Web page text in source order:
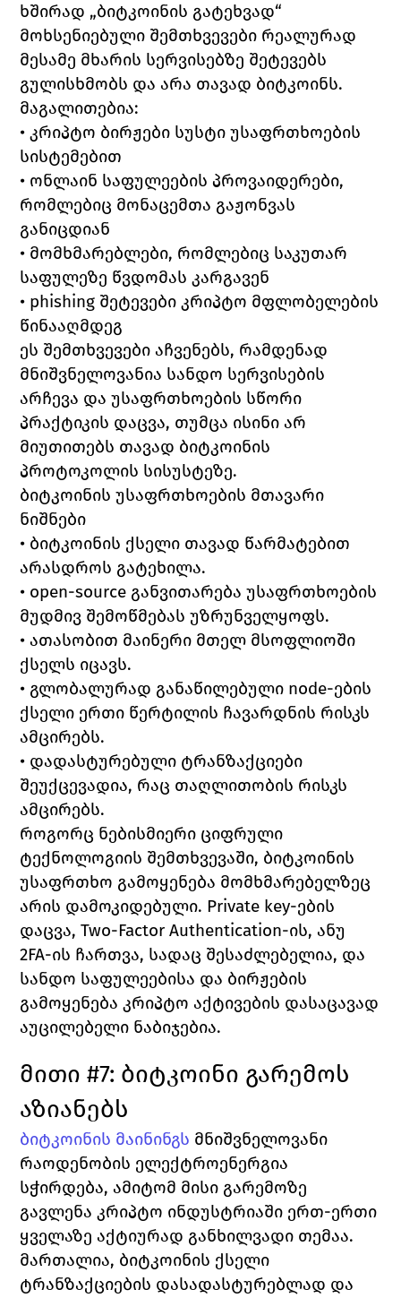
ხშირად „ბიტკოინის გატეხვად“
მოხსენიებული შემთხვევები რეალურად
მესამე მხარის სერვისებზე შეტევებს
გულისხმობს და არა თავად ბიტკოინს.
მაგალითებია:
• კრიპტო ბირჟები სუსტი უსაფრთხოების
სისტემებით
• ონლაინ საფულეების პროვაიდერები,
რომლებიც მონაცემთა გაჟონვას
განიცდიან
• მომხმარებლები, რომლებიც საკუთარ
საფულეზე წვდომას კარგავენ
• phishing შეტევები კრიპტო მფლობელების
წინააღმდეგ
ეს შემთხვევები აჩვენებს, რამდენად
მნიშვნელოვანია სანდო სერვისების
არჩევა და უსაფრთხოების სწორი
პრაქტიკის დაცვა, თუმცა ისინი არ
მიუთითებს თავად ბიტკოინის
პროტოკოლის სისუსტეზე.
ბიტკოინის უსაფრთხოების მთავარი
ნიშნები
• ბიტკოინის ქსელი თავად წარმატებით
არასდროს გატეხილა.
• open-source განვითარება უსაფრთხოების
მუდმივ შემოწმებას უზრუნველყოფს.
• ათასობით მაინერი მთელ მსოფლიოში
ქსელს იცავს.
• გლობალურად განაწილებული node-ების
ქსელი ერთი წერტილის ჩავარდნის რისკს
ამცირებს.
• დადასტურებული ტრანზაქციები
შეუქცევადია, რაც თაღლითობის რისკს
ამცირებს.
როგორც ნებისმიერი ციფრული
ტექნოლოგიის შემთხვევაში, ბიტკოინის
უსაფრთხო გამოყენება მომხმარებელზეც
არის დამოკიდებული. Private key-ების
დაცვა, Two-Factor Authentication-ის, ანუ
2FA-ის ჩართვა, სადაც შესაძლებელია, და
სანდო საფულეებისა და ბირჟების
გამოყენება კრიპტო აქტივების დასაცავად
აუცილებელი ნაბიჯებია.
მითი #7: ბიტკოინი გარემოს
აზიანებს
ბიტკოინის მაინინგს მნიშვნელოვანი
რაოდენობის ელექტროენერგია
სჭირდება, ამიტომ მისი გარემოზე
გავლენა კრიპტო ინდუსტრიაში ერთ-ერთი
ყველაზე აქტიურად განხილვადი თემაა.
მართალია, ბიტკოინის ქსელი
ტრანზაქციების დასადასტურებლად და